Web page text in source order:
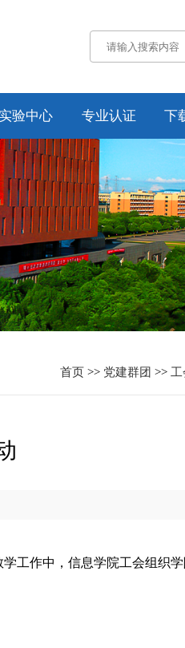
实验中心 专业认证
认证概况
工作动态
培养方案
规章制度
下
资
首页 >> 党建群团 >>
工作中，信息学院工会组织